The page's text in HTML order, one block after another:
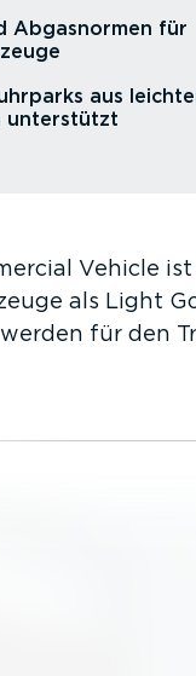
Abgasnormen für
aus
unterstützt
Vehicle
als Light
für den